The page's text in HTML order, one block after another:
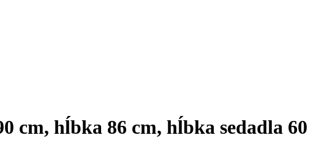
cm, hĺbka 86 cm, hĺbka sedadla 60